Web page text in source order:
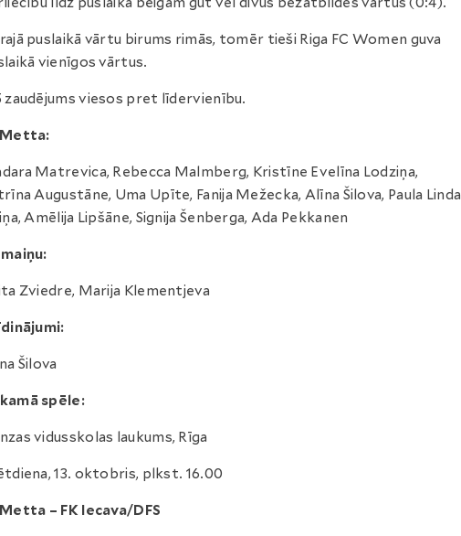
puslaikā vārtu birums rimās, tomēr tieši Riga FC Women guva
vienīgos vārtus.
zaudējums viesos pret līdervienību.
Metta:
Matrevica, Rebecca Malmberg, Kristīne Evelīna Lodziņa,
Augustāne, Uma Upīte, Fanija Mežecka, Alīna Šilova, Paula Linda
Amēlija Lipšāne, Signija Šenberga, Ada Pekkanen
Zviedre, Marija Klementjeva
Šilova
spēle:
vidusskolas laukums, Rīga
13. oktobris, plkst. 16.00
Metta – FK Iecava/DFS